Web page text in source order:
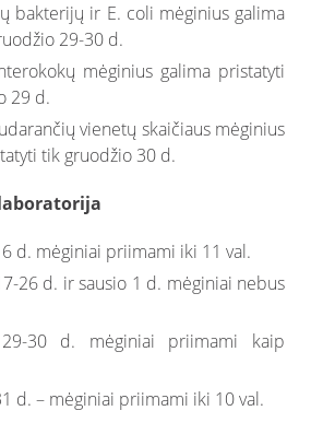
bakterijų ir E. coli mėginius galima
29-30 d.
mėginius galima pristatyti
29 d.
vienetų skaičiaus mėginius
tik gruodžio 30 d.
d. mėginiai priimami iki 11 val.
26 d. ir sausio 1 d. mėginiai nebus
30 d. mėginiai priimami kaip
d. – mėginiai priimami iki 10 val.